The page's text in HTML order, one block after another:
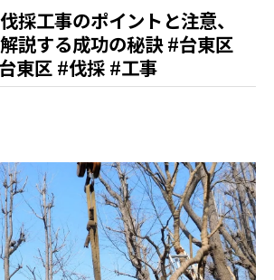
採工事のポイントと注意、
説する成功の秘訣 #台東区
東区 #伐採 #工事